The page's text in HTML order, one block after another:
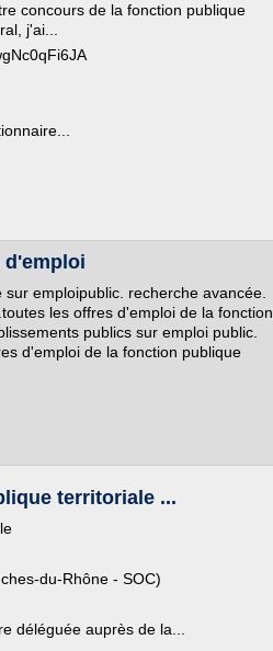
concours de la fonction publique
j'ai...
d'emploi
emploipublic. recherche avancée.
les offres d'emploi de la fonction
publics sur emploi public.
d'emploi de la fonction publique
territoriale ...
du-Rhône - SOC)
déléguée auprès de la...